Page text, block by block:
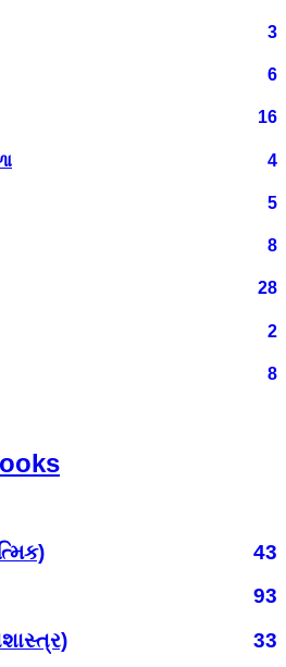
3
6
16
4
5
8
28
2
8
43
93
33